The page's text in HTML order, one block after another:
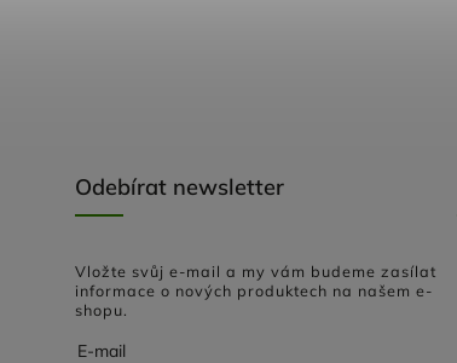
Odebírat newsletter
Vložte svůj e-mail a my vám budeme zasílat
informace o nových produktech na našem e-
shopu.
E-mail